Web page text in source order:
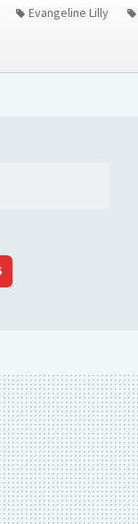
Evangeline Lilly